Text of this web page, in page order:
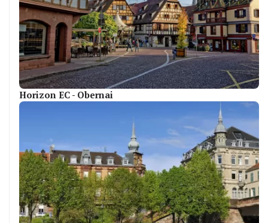
Horizon EC - Obernai